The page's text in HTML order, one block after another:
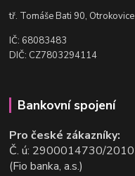
tř. Tomáše Bati 90, Otrokovice
IČ: 68083483
DIČ: CZ7803294114
Bankovní spojení
Pro české zákazníky:
Č. ú: 2900014730/2010
(Fio banka, a.s.)